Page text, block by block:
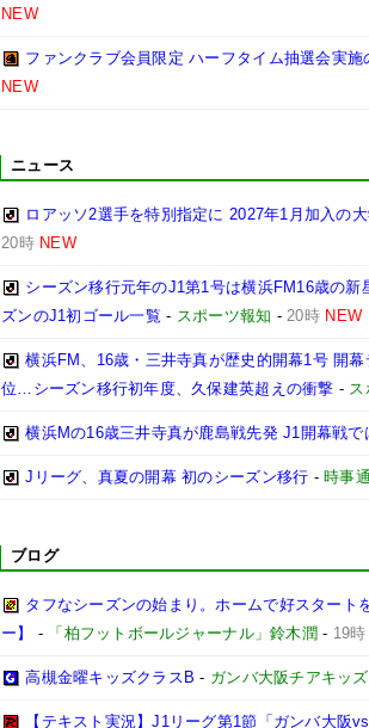
NEW
ファンクラブ会員限定 ハーフタイム抽選会実施
NEW
ニュース
ロアッソ2選手を特別指定に 2027年1月加入の
20時 NEW
シーズン移行元年のJ1第1号は横浜FM16歳の
ズンのJ1初ゴール一覧 - スポーツ報知 -20時 NEW
横浜FM、16歳・三井寺真が歴史的開幕1号 開
位…シーズン移行初年度、久保建英超えの衝撃 - ス
横浜Mの16歳三井寺真が鹿島戦先発 J1開幕戦で
Jリーグ、真夏の開幕 初のシーズン移行 -時事
ブログ
タフなシーズンの始まり。ホームで好スター
ー】
- 「柏フットボールジャーナル」鈴木潤 - 19時
高槻金曜キッズクラスB - ガンバ大阪チアキッ
【テキスト実況】J1リーグ第1節「ガンバ大阪